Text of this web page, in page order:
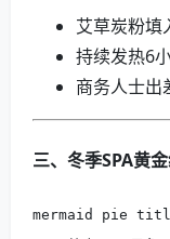
艾草炭粉填
持续发热6
商务人士出
三、冬季SPA黄
mermaid pie title